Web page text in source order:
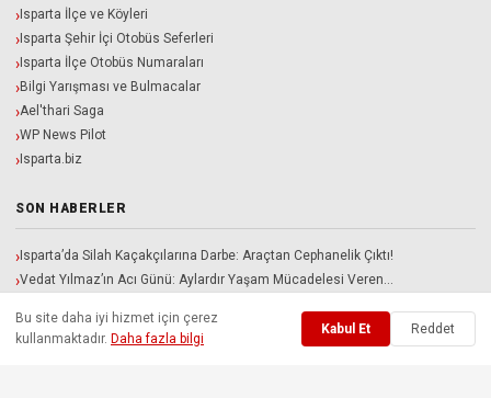
Isparta İlçe ve Köyleri
Isparta Şehir İçi Otobüs Seferleri
Isparta İlçe Otobüs Numaraları
Bilgi Yarışması ve Bulmacalar
Ael'thari Saga
WP News Pilot
Isparta.biz
SON HABERLER
Isparta’da Silah Kaçakçılarına Darbe: Araçtan Cephanelik Çıktı!
Vedat Yılmaz’ın Acı Günü: Aylardır Yaşam Mücadelesi Veren…
Davraz Kampında Sıcak Gelişme: Sakaryaspor İle Isparta 32…
Bu site daha iyi hizmet için çerez
kullanmaktadır. Daha fazla bilgi
Kabul Et Reddet